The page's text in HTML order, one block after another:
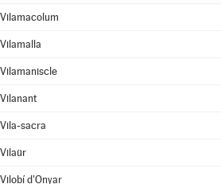
Vilamacolum
Vilamalla
Vilamaniscle
Vilanant
Vila-sacra
Vilaür
Vilobí d'Onyar